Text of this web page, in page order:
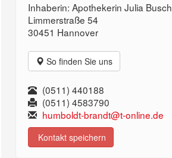
Inhaberin: Apothekerin Julia Busch
Limmerstraße 54
30451 Hannover
So finden Sie uns
(0511) 440188
(0511) 4583790
humboldt-brandt@t-online.de
Kontakt speichern